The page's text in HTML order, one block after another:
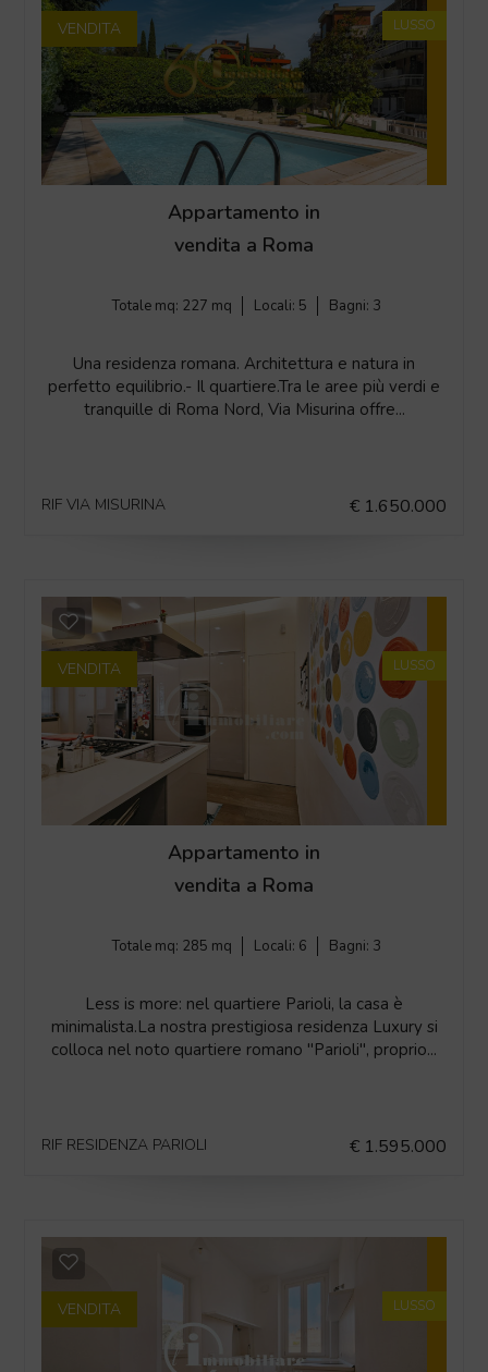
VENDITA LUSSO
Appartamento in
vendita a Roma
Totale mq: 227 mq Locali: 5 Bagni: 3
Una residenza romana. Architettura e natura in
perfetto equilibrio.- Il quartiere.Tra le aree più verdi e
tranquille di Roma Nord, Via Misurina offre...
RIF VIA MISURINA € 1.650.000
VENDITA LUSSO
Appartamento in
vendita a Roma
Totale mq: 285 mq Locali: 6 Bagni: 3
Less is more: nel quartiere Parioli, la casa è
minimalista.La nostra prestigiosa residenza Luxury si
colloca nel noto quartiere romano "Parioli", proprio...
RIF RESIDENZA PARIOLI € 1.595.000
VENDITA LUSSO